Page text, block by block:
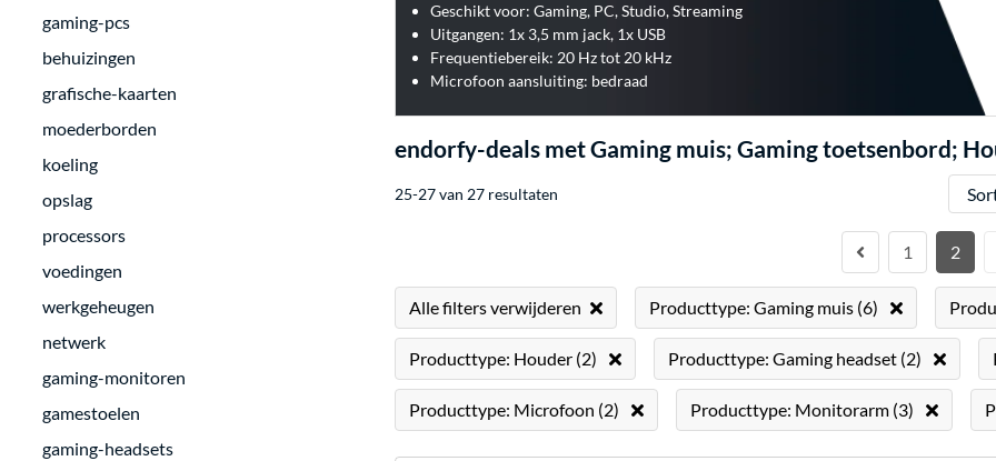
gaming-pcs
behuizingen
grafische-kaarten
moederborden
koeling
opslag
processors
voedingen
werkgeheugen
netwerk
gaming-monitoren
gamestoelen
gaming-headsets
Geschikt voor: Gaming, PC, Studio, Streaming
Uitgangen: 1x 3,5 mm jack, 1x USB
Frequentiebereik: 20 Hz tot 20 kHz
Microfoon aansluiting: bedraad
endorfy-deals met Gaming muis; Gaming toetsenbord;
25-27 van 27 resultaten
1 2
Alle filters verwijderen Producttype: Gaming muis (6)
Producttype: Houder (2) Producttype: Gaming headset (2)
Producttype: Microfoon (2) Producttype: Monitorarm (3)